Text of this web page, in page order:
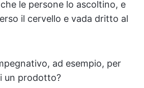
le persone lo ascoltino, e
il cervello e vada dritto al
ad esempio, per
un prodotto?